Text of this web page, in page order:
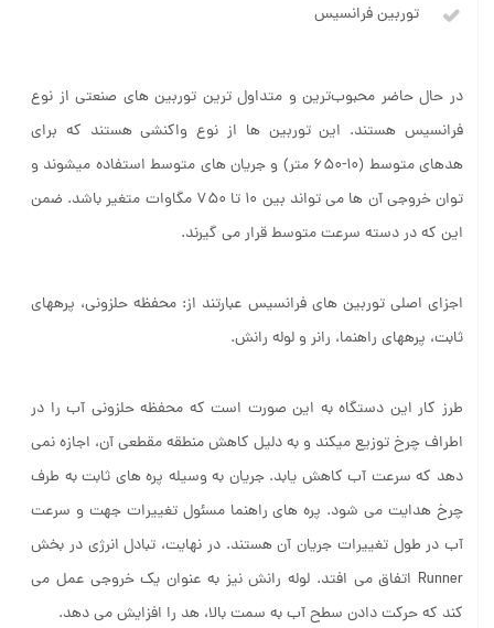
توربین فرانسیس
در حال حاضر محبوب‌ترین و متداول ترین توربین های صنعتی از نوع
فرانسیس هستند. این توربین ها از نوع واکنشی هستند که برای
هدهای متوسط ​​(10-650 متر) و جریان های متوسط ​​استفاده می­شوند و
توان خروجی آن ها می تواند بین 10 تا 750 مگاوات متغیر باشد. ضمن
این که در دسته سرعت متوسط قرار می گیرند.
اجزای اصلی توربین های فرانسیس عبارتند از: محفظه حلزونی، پره­های
ثابت، پره­های راهنما، رانر و لوله رانش.
طرز کار این دستگاه به این صورت است که محفظه حلزونی آب را در
اطراف چرخ توزیع می­کند و به دلیل کاهش منطقه مقطعی آن، اجازه نمی
دهد که سرعت آب کاهش یابد. جریان به وسیله پره های ثابت به طرف
چرخ هدایت می شود. پره های راهنما مسئول تغییرات جهت و سرعت
آب در طول تغییرات جریان آن هستند. در نهایت، تبادل انرژی در بخش
Runner اتفاق می افتد. لوله رانش نیز به عنوان یک خروجی عمل می
کند که حرکت دادن سطح آب به سمت بالا، هد را افزایش می دهد.